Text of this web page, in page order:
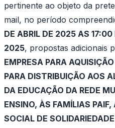
pertinente ao objeto da
mail, no período
DE ABRIL DE 2025 AS
2025, propostas adicionais
EMPRESA PARA
PARA DISTRIBUIÇÃO AOS
DA EDUCAÇÃO DA REDE
ENSINO, ÀS FAMÍLIAS
SOCIAL DE